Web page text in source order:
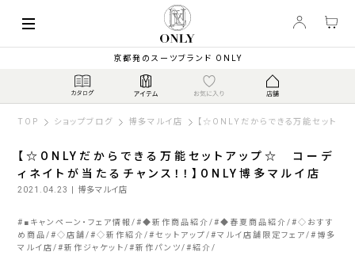
京都発のスーツブランド ONLY
TOP ショップブログ 博多マルイ店 【☆ONLYだからできる万能セットア
【☆ONLYだからできる万能セットアップ☆ コーデ
ィネイトが当たるチャンス！！】ONLY博多マルイ店
2021.04.23 | 博多マルイ店
# ■キャンペーン・フェア情報 #◆新作商品紹介 #◆春夏商品紹介 #◇おすす
め商品 #◇店舗 #◇新作紹介 #セットアップ #マルイ店舗限定フェア # 博多
マルイ店 #新作ジャケット #新作パンツ #紹介